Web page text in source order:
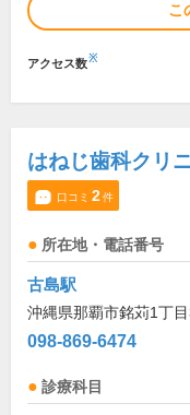
こ
アクセス数※
はねじ歯科クリ
口コミ 2件
所在地・電話番号
古島駅
沖縄県那覇市銘苅1丁
098-869-6474
診療科目